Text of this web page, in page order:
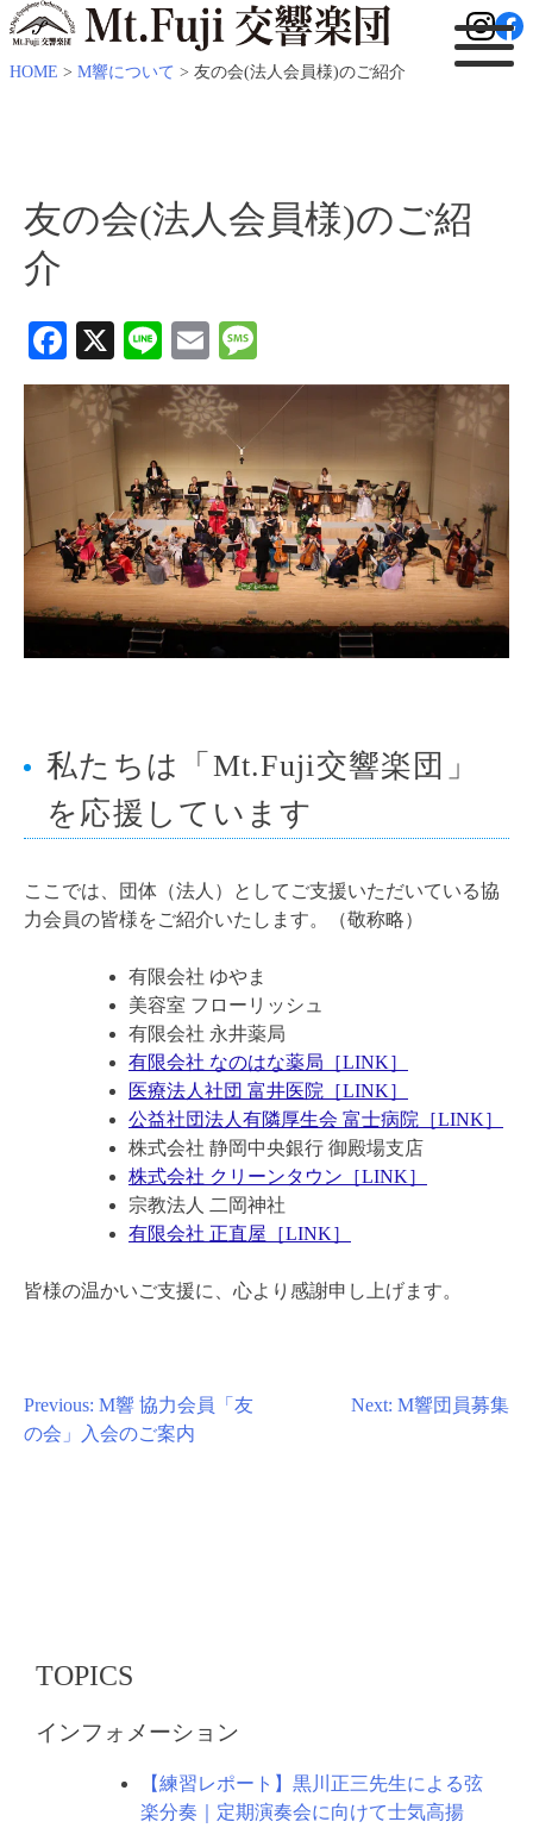
HOME > M響について > 友の会(法人会員様)のご紹介
友の会(法人会員様)のご紹
介
Facebook
X LineEmail
私たちは「Mt.Fuji交響楽団」
を応援しています
ここでは、団体（法人）としてご支援いただいている協
力会員の皆様をご紹介いたします。（敬称略）
有限会社 ゆやま
美容室 フローリッシュ
有限会社 永井薬局
有限会社 なのはな薬局［LINK］
医療法人社団 富井医院［LINK］
公益社団法人有隣厚生会 富士病院［LINK］
株式会社 静岡中央銀行 御殿場支店
株式会社 クリーンタウン［LINK］
宗教法人 二岡神社
有限会社 正直屋［LINK］
皆様の温かいご支援に、心より感謝申し上げます。
投
稿
ョ
Previous: M響 協力会員「友
の会」入会のご案内
Next: M響団員募集
TOPICS
インフォメーション
【練習レポート】黒川正三先生による弦
楽分奏｜定期演奏会に向けて士気高揚